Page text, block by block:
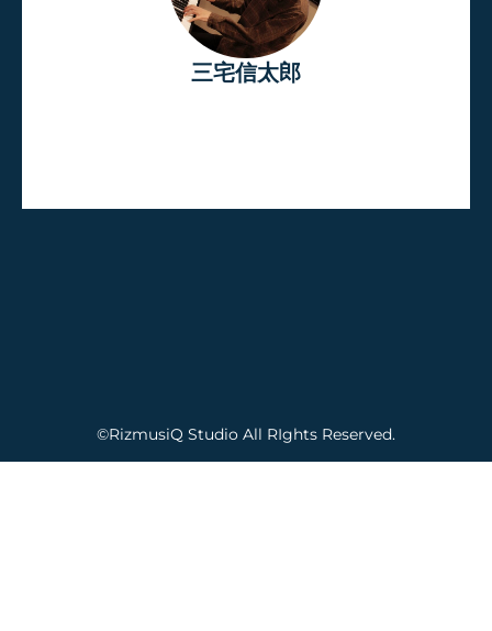
三宅信太郎
©RizmusiQ Studio All RIghts Reserved.